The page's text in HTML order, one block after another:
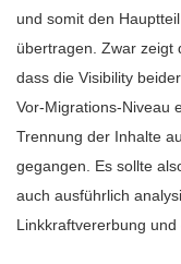
und somit den
übertragen. Zwar zeigt
dass die Visibility
Vor-Migrations-Niveau
Trennung der Inhalte
gegangen. Es sollte
auch ausführlich
Linkkraftvererbung